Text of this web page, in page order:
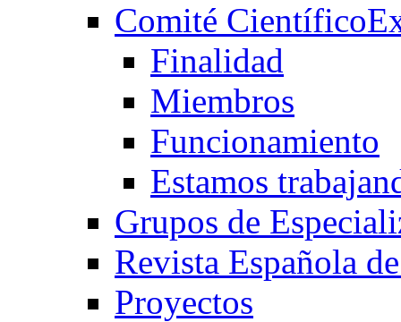
Comité Científico
Finalidad
Miembros
Funcionamiento
Estamos
Grupos de
Revista Española
Proyectos